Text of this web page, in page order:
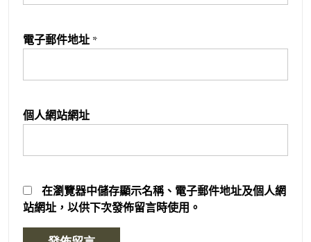
電子郵件地址 *
個人網站網址
在瀏覽器中儲存顯示名稱、電子郵件地址及個人網
站網址，以供下次發佈留言時使用。